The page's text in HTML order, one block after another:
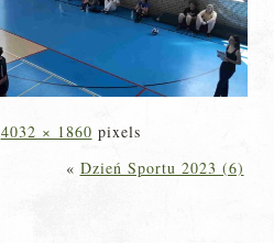
4032 × 1860 pixels
« Dzień Sportu 2023 (6)